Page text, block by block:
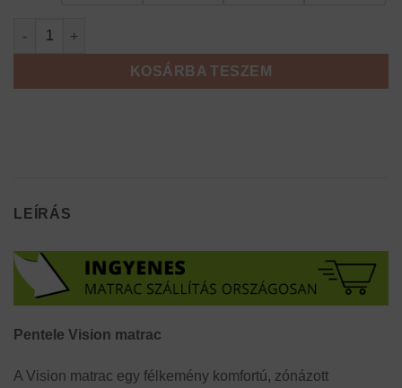
Pentele Vision matrac mennyiség
KOSÁRBA TESZEM
LEÍRÁS
Pentele Vision matrac
A Vision matrac egy félkemény komfortú, zónázott